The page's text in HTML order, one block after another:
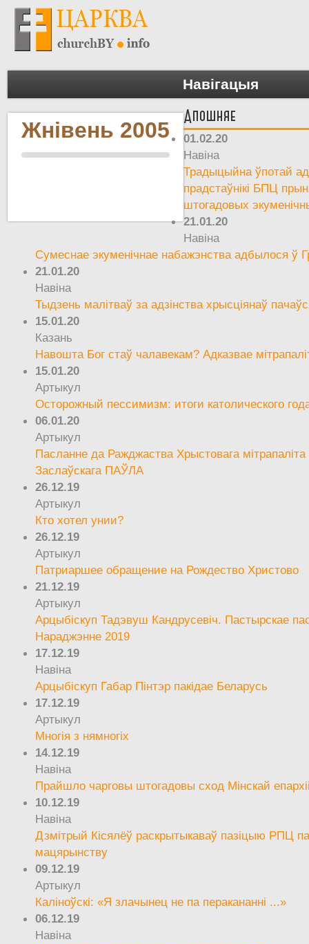
Навігацыя
Жнівень 2005
Апошняе
01.02.20
Навіна
Традыцыйна ўпотай ад
прадстаўнікі БПЦ
штогадовых
21.01.20
Навіна
Сумеснае экуменічнае набажэнства адбылося ў
21.01.20
Навіна
Тыдзень малітваў за адзінства хрысціянаў
15.01.20
Казань
Навошта Бог стаў чалавекам? Адказвае
15.01.20
Артыкул
Осторожный пессимизм: итоги католического
06.01.20
Артыкул
Пасланне да Ражджаства Хрыстовага мітрапаліта
Заслаўскага ПАЎЛА
26.12.19
Артыкул
Кто хотел унии?
26.12.19
Артыкул
Патриаршее обращение на Рождество Христово
21.12.19
Артыкул
Арцыбіскуп Тадэвуш Кандрусевіч. Пастырскае
Нараджэнне 2019
17.12.19
Навіна
Арцыбіскуп Габар Пінтэр пакідае Беларусь
17.12.19
Артыкул
Многія з нямногіх
14.12.19
Навіна
Прайшло чарговы штогадовы сход Мінскай
10.12.19
Навіна
Дзмітрый Кісялёў раскрытыкаваў пазіцыю РПЦ
мацярынству
09.12.19
Артыкул
Каліноўскі: «Я злачынец не па перакананні ...»
06.12.19
Навіна